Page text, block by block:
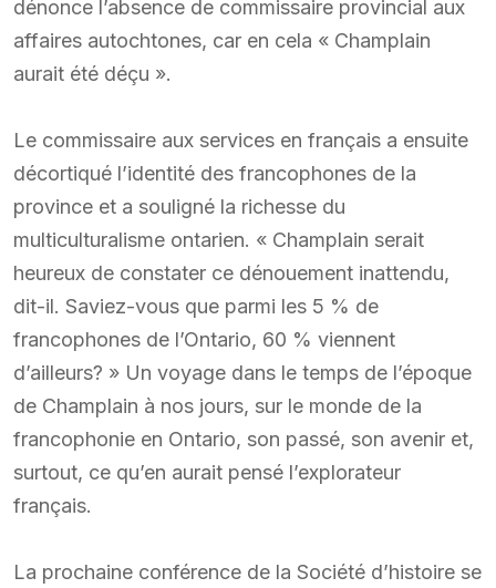
dénonce l’absence de commissaire provincial aux
affaires autochtones, car en cela « Champlain
aurait été déçu ».
Le commissaire aux services en français a ensuite
décortiqué l’identité des francophones de la
province et a souligné la richesse du
multiculturalisme ontarien. « Champlain serait
heureux de constater ce dénouement inattendu,
dit-il. Saviez-vous que parmi les 5 % de
francophones de l’Ontario, 60 % viennent
d’ailleurs? » Un voyage dans le temps de l’époque
de Champlain à nos jours, sur le monde de la
francophonie en Ontario, son passé, son avenir et,
surtout, ce qu’en aurait pensé l’explorateur
français.
La prochaine conférence de la Société d’histoire se